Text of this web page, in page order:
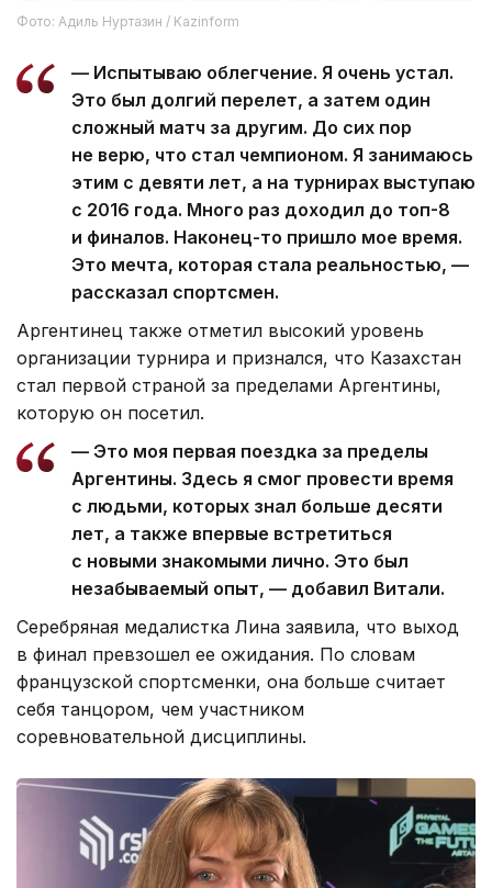
Фото: Адиль Нуртазин / Kazinform
— Испытываю облегчение. Я очень устал.
Это был долгий перелет, а затем один
сложный матч за другим. До сих пор
не верю, что стал чемпионом. Я занимаюсь
этим с девяти лет, а на турнирах выступаю
с 2016 года. Много раз доходил до топ-8
и финалов. Наконец-то пришло мое время.
Это мечта, которая стала реальностью, —
рассказал спортсмен.
Аргентинец также отметил высокий уровень
организации турнира и признался, что Казахстан
стал первой страной за пределами Аргентины,
которую он посетил.
— Это моя первая поездка за пределы
Аргентины. Здесь я смог провести время
с людьми, которых знал больше десяти
лет, а также впервые встретиться
с новыми знакомыми лично. Это был
незабываемый опыт, — добавил Витали.
Серебряная медалистка Лина заявила, что выход
в финал превзошел ее ожидания. По словам
французской спортсменки, она больше считает
себя танцором, чем участником
соревновательной дисциплины.